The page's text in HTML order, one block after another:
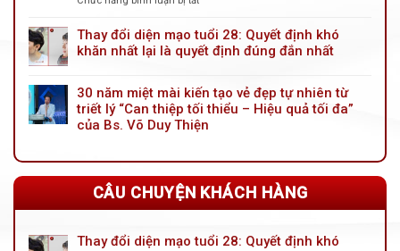
pháp
trẻ
mắt
toàn
diện
tuổi
trung
niên
mũi
trước
mình
không
phải
Thay đổi diện mạo tuổi 28: Quyết định khó
khăn nhất lại là quyết định đúng đắn nhất
30 năm miệt mài kiến tạo vẻ đẹp tự nhiên từ
triết lý “Can thiệp tối thiểu – Hiệu quả tối đa”
của Bs. Võ Duy Thiện
CÂU CHUYỆN KHÁCH HÀNG
Thay đổi diện mạo tuổi 28: Quyết định khó